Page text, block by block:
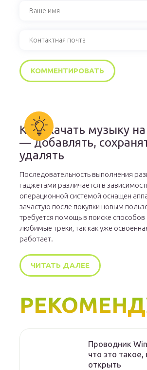
Как скачать музыку
— добавлять,
удалять
Последовательность выполнения
гаджетами различается в
операционной системой оснащен
зачастую после покупки новым
требуется помощь в поиске способов
любимые треки, так как уже
работает.
ЧИТАТЬ ДАЛЕЕ
Проводник
что это такое,
открыть